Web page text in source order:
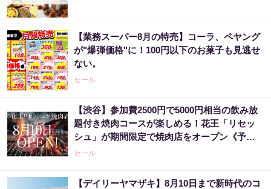
【業務スーパー8月の特売】コーラ、ペヤング
が"爆弾価格"に！100円以下のお菓子も見逃せ
ない。
セール
【渋谷】参加費2500円で5000円相当の飲み放
題付き焼肉コースが楽しめる！花王「リセッ
シュ」が期間限定で焼肉店をオープン《予約
受付中》
セール
【デイリーヤマザキ】8月10日まで新時代のコ